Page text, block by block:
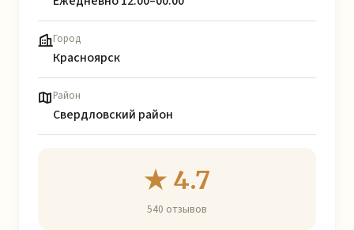
Город
Красноярск
Район
Свердловский район
★ 4.7
540 отзывов